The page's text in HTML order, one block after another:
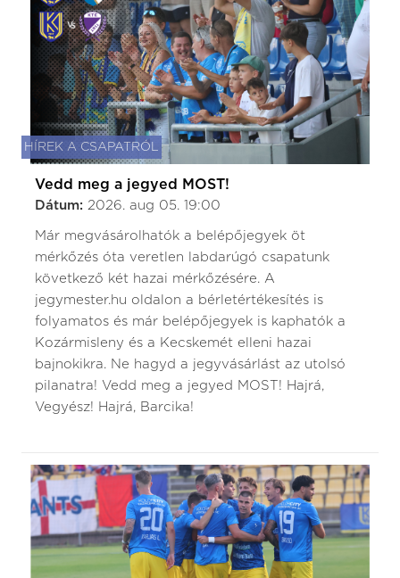
HÍREK A CSAPATRÓL
Vedd meg a jegyed MOST!
Dátum: 2026. aug 05. 19:00
Már megvásárolhatók a belépőjegyek öt
mérkőzés óta veretlen labdarúgó csapatunk
következő két hazai mérkőzésére. A
jegymester.hu oldalon a bérletértékesítés is
folyamatos és már belépőjegyek is kaphatók a
Kozármisleny és a Kecskemét elleni hazai
bajnokikra. Ne hagyd a jegyvásárlást az utolsó
pilanatra! Vedd meg a jegyed MOST! Hajrá,
Vegyész! Hajrá, Barcika!